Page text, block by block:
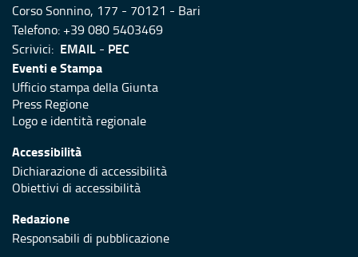
Corso Sonnino, 177 - 70121 - Bari
Telefono: +39 080 5403469
Scrivici: EMAIL - PEC
Eventi e Stampa
Ufficio stampa della Giunta
Press Regione
Logo e identità regionale
Accessibilità
Dichiarazione di accessibilità
Obiettivi di accessibilità
Redazione
Responsabili di pubblicazione